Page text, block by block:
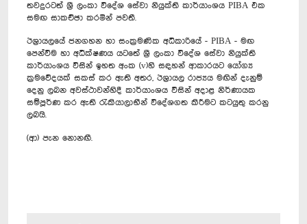
තවදුරටත් ශ්‍රී ලංකා විදේශ සේවා නියුක්ති කාර්යාංශය PIBA එක
සමඟ සාකච්ඡා කරමින් පවතී.
ඊශ්‍රායලයේ ජනගහන හා සංක්‍රමණික අධිකාරියේ - PIBA - මඟ
පෙන්වීම හා අධීක්ෂණය යටතේ ශ්‍රී ලංකා විදේශ සේවා නියුක්ති
කාර්යාංශය විසින් ඉහත අංක (v)හි සඳහන් ආකාරයට යෝග්‍ය
ක්‍රමවේදයක් සකස් කර ඇති අතර, ඊශ්‍රායල රාජ්‍යය මඟින් දැනුම්
දෙනු ලබන අවස්ථාවන්හිදී කාර්යාංශය විසින් අදාළ නිර්ණායක
සම්පූර්ණ කර ඇති රැකියාලාභීන් විදේශගත කිරීමට කටයුතු කරනු
ලබයි.
(ආ) පැන නොනඟී.